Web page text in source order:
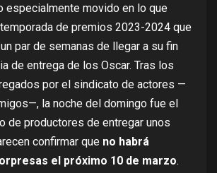
especialmente movido en lo que
de premios 2023-2024 que
par de semanas de llegar a su fin
de entrega de los Oscar. Tras los
por el sindicato de actores —
la noche del domingo fue el
de productores de entregar unos
confirmar que no habrá
el próximo 10 de marzo.